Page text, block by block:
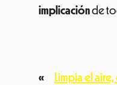
implicaciónde
« Limpia el